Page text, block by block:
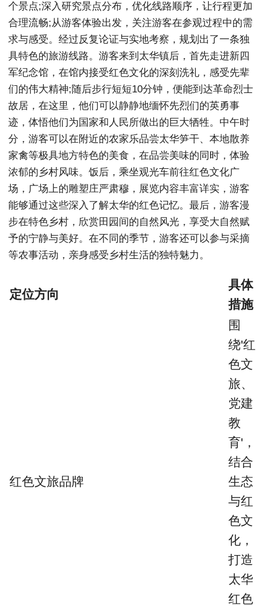
个景点;深入研究景点分布，优化线路顺序，让行程更加
合理流畅;从游客体验出发，关注游客在参观过程中的需
求与感受。经过反复论证与实地考察，规划出了一条独
具特色的旅游线路。游客来到太华镇后，首先走进新四
军纪念馆，在馆内接受红色文化的深刻洗礼，感受先辈
们的伟大精神;随后步行短短10分钟，便能到达革命烈士
故居，在这里，他们可以静静地缅怀先烈们的英勇事
迹，体悟他们为国家和人民所做出的巨大牺牲。中午时
分，游客可以在附近的农家乐品尝太华笋干、本地散养
家禽等极具地方特色的美食，在品尝美味的同时，体验
浓郁的乡村风味。饭后，乘坐观光车前往红色文化广
场，广场上的雕塑庄严肃穆，展览内容丰富详实，游客
能够通过这些深入了解太华的红色记忆。最后，游客漫
步在特色乡村，欣赏田园间的自然风光，享受大自然赋
予的宁静与美好。在不同的季节，游客还可以参与采摘
等农事活动，亲身感受乡村生活的独特魅力。
定位方向
具体
措施
红色文旅品牌
围
绕'红
色文
旅、
党建
教
育'，
结合
生态
与红
色文
化，
打造
太华
红色